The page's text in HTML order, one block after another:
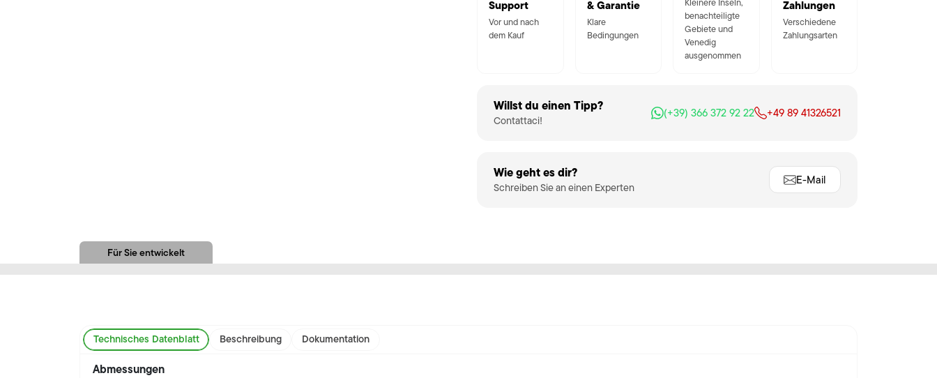
Support
Vor und nach
dem Kauf
& Garantie
Klare
Bedingungen
benachteiligte
Gebiete und
Venedig
ausgenommen
Zahlungen
Verschiedene
Zahlungsarten
Willst du einen Tipp?
Contattaci!
(+39) 366 372 92 22 +49 89 41326521
Wie geht es dir?
Schreiben Sie an einen Experten
E-Mail
Für Sie entwickelt
Technisches Datenblatt Beschreibung Dokumentation
Abmessungen